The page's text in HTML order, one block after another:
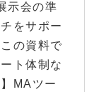
示会の準
をサポー
の資料で
ト体制な
MAツー